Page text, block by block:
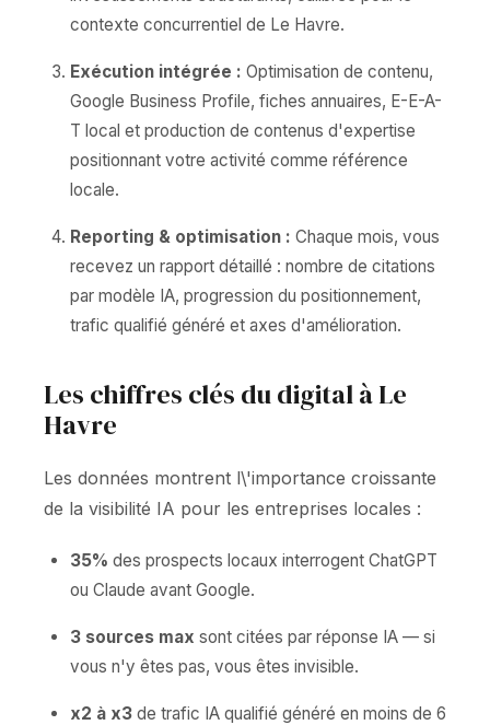
contexte concurrentiel de Le Havre.
Exécution intégrée : Optimisation de contenu,
Google Business Profile, fiches annuaires, E-E-A-
T local et production de contenus d'expertise
positionnant votre activité comme référence
locale.
Reporting & optimisation : Chaque mois, vous
recevez un rapport détaillé : nombre de citations
par modèle IA, progression du positionnement,
trafic qualifié généré et axes d'amélioration.
Les chiffres clés du digital à Le
Havre
Les données montrent l\'importance croissante
de la visibilité IA pour les entreprises locales :
35% des prospects locaux interrogent ChatGPT
ou Claude avant Google.
3 sources max sont citées par réponse IA — si
vous n'y êtes pas, vous êtes invisible.
x2 à x3 de trafic IA qualifié généré en moins de 6